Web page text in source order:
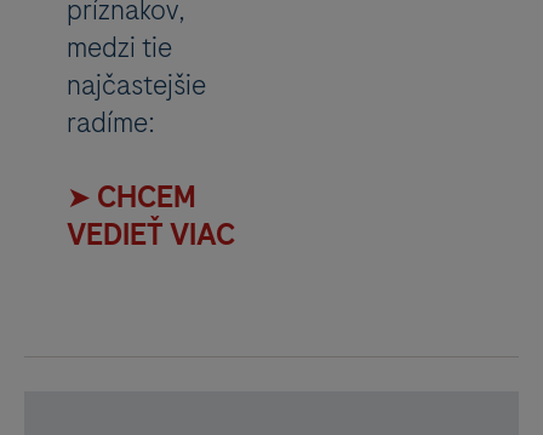
príznakov,
medzi tie
najčastejšie
radíme:
➤ CHCEM
VEDIEŤ VIAC